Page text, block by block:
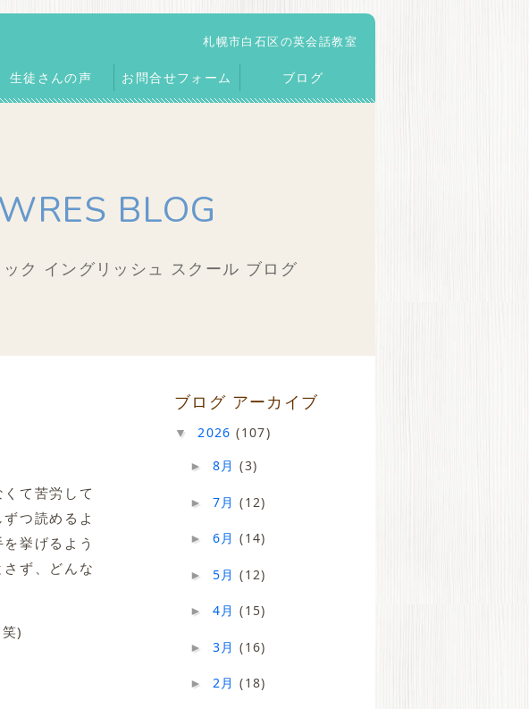
札幌市白石区の英会話教室
生徒さんの声 お問合せフォーム ブログ
BLOG
ク イングリッシュ スクール ブログ
て苦労して
つ読めるよ
挙げるよう
ず、どんな
)
ブログ アーカイブ
▼ 2026(107)
► 8月(3)
► 7月(12)
► 6月(14)
► 5月(12)
► 4月(15)
► 3月(16)
► 2月(18)